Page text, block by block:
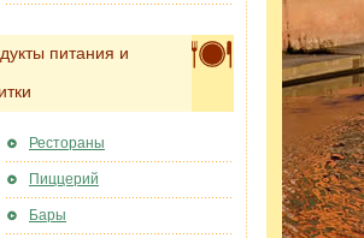
питания и
Рестораны
Пиццерий
Бары